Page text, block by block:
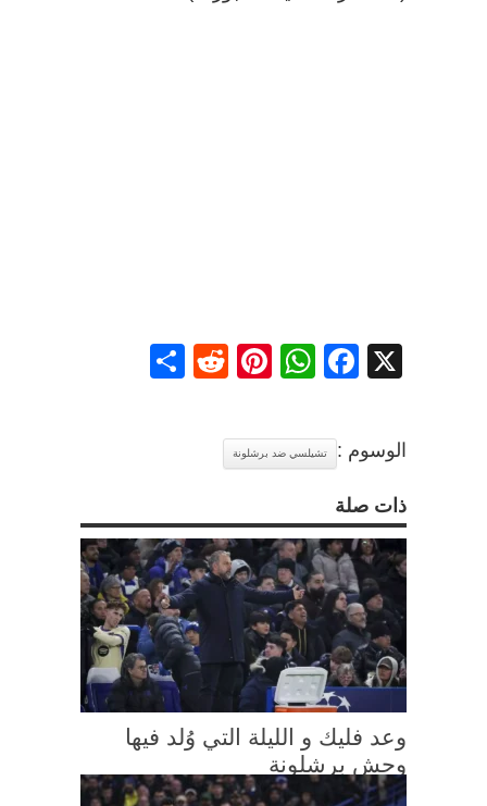
X
Facebook
WhatsApp
Pinterest
Reddit
الوسوم : تشيلسي ضد برشلونة
ذات صلة
وعد فليك و الليلة التي وُلد فيها
وحش برشلونة